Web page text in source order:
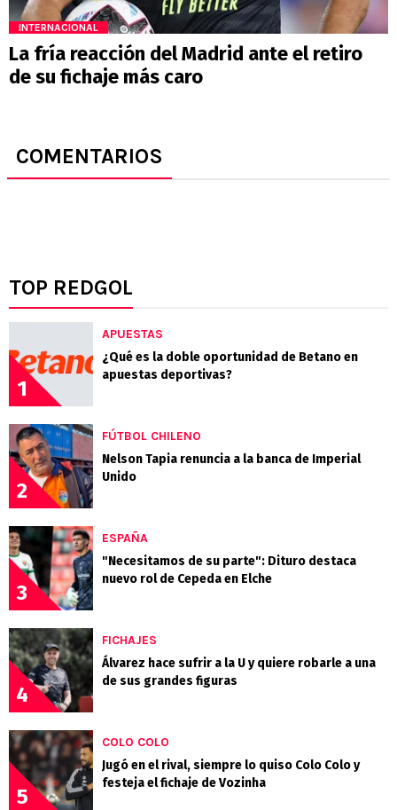
INTERNACIONAL
La fría reacción del Madrid ante el retiro
de su fichaje más caro
COMENTARIOS
TOP REDGOL
1
APUESTAS
¿Qué es la doble oportunidad de Betano en
apuestas deportivas?
2
FÚTBOL CHILENO
Nelson Tapia renuncia a la banca de Imperial
Unido
3
ESPAÑA
"Necesitamos de su parte": Dituro destaca
nuevo rol de Cepeda en Elche
4
FICHAJES
Álvarez hace sufrir a la U y quiere robarle a una
de sus grandes figuras
5
COLO COLO
Jugó en el rival, siempre lo quiso Colo Colo y
festeja el fichaje de Vozinha